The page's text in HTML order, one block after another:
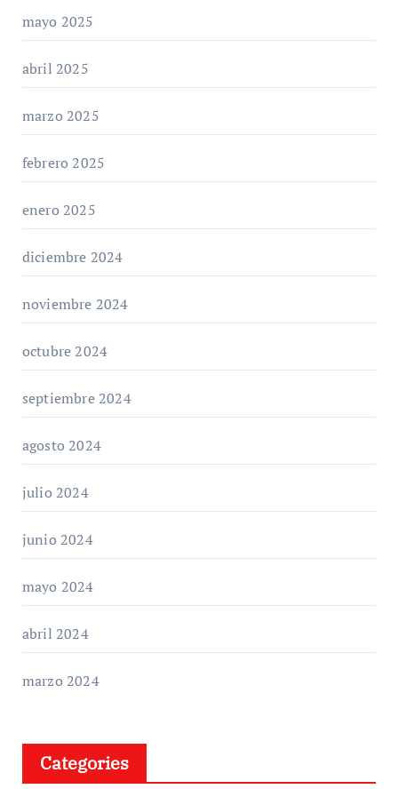
mayo 2025
abril 2025
marzo 2025
febrero 2025
enero 2025
diciembre 2024
noviembre 2024
octubre 2024
septiembre 2024
agosto 2024
julio 2024
junio 2024
mayo 2024
abril 2024
marzo 2024
Categories